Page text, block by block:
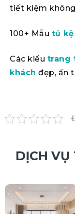
tiết kiệm
100+ Mẫu tủ
Các kiểu trang
khách đẹp, ấn
DỊCH VỤ